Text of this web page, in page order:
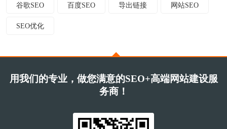
谷歌SEO 百度SEO 导出链接 网站SEO
SEO优化
用我们的专业，做您满意的SEO+高端网站建设服
务商！